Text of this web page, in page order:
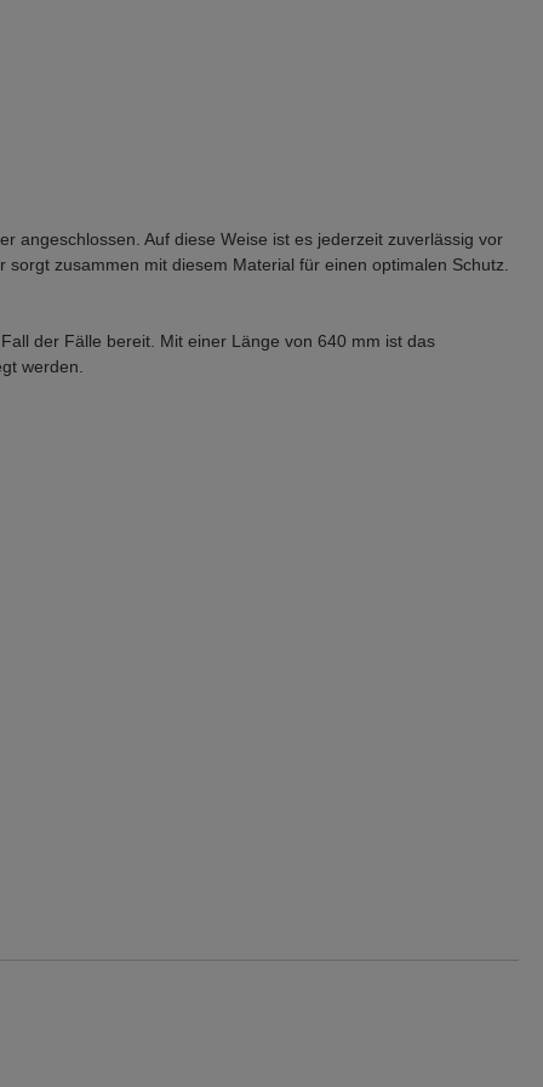
angeschlossen. Auf diese Weise ist es jederzeit zuverlässig vor
zusammen mit diesem Material für einen optimalen Schutz.
der Fälle bereit. Mit einer Länge von 640 mm ist das
werden.